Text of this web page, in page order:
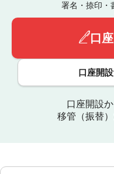
署名・捺印・
口
口座開
口座開設
移管（振替